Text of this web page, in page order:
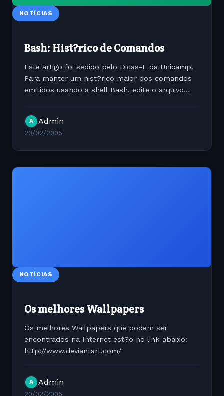
NOTÍCIAS
Bash: Hist?rico de Comandos
Este artigo foi sedido pelo Dicas-L da Unicamp.
Para manter um hist?rico maior dos comandos
emitidos usando a shell Bash, edite o arquivo
Desta forma armazenamos...
A Admin
20/02/2005
NOTÍCIAS
Os melhores Wallpapers
Os melhores Wallpapers que podem ser
encontrados na Internet est?o no link abaixo:
http://www.deviantart.com/
A Admin
20/02/2005